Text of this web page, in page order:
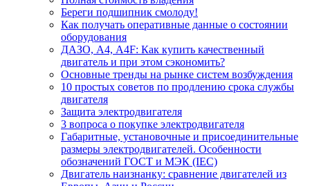
Береги подшипник смолоду!
Как получать оперативные данные о состоянии
оборудования
ДАЗО, А4, А4F: Как купить качественный
двигатель и при этом сэкономить?
Основные тренды на рынке систем возбуждения
10 простых советов по продлению срока службы
двигателя
Защита электродвигателя
3 вопроса о покупке электродвигателя
Габаритные, установочные и присоединительные
размеры электродвигателей. Особенности
обозначений ГОСТ и МЭК (IEC)
Двигатель наизнанку: сравнение двигателей из